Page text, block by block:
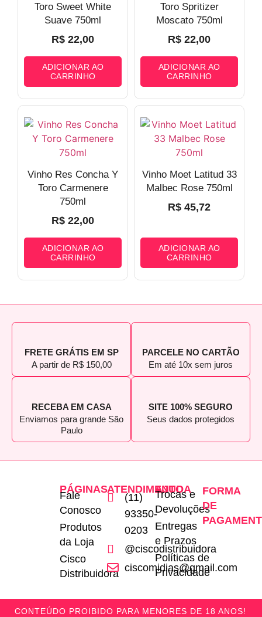
Toro Sweet White
Suave 750ml
R$ 22,00
ADICIONAR AO
CARRINHO
Toro Spritizer
Moscato 750ml
R$ 22,00
ADICIONAR AO
CARRINHO
Vinho Res Concha Y
Toro Carmenere
750ml
R$ 22,00
ADICIONAR AO
CARRINHO
Vinho Moet Latitud 33
Malbec Rose 750ml
R$ 45,72
ADICIONAR AO
CARRINHO
FRETE GRÁTIS EM SP
A partir de R$ 150,00
PARCELE NO CARTÃO
Em até 10x sem juros
RECEBA EM CASA
Enviamos para grande São
Paulo
SITE 100% SEGURO
Seus dados protegidos
PÁGINAS
Fale
Conosco
Produtos
da Loja
Cisco
Distribuidora
ATENDIMENTO
(11)
93350-
0203
@ciscodistribuidora
ciscomidias@gmail.com
AJUDA
Trocas e
Devoluções
Entregas
e Prazos
Políticas de
Privacidade
FORMA
DE
CONTEÚDO PROIBIDO PARA MENORES DE 18 ANOS!